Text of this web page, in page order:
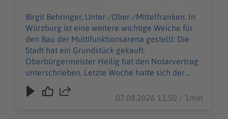
unterschrieben. Letzte
Woche hatte sich der
Stadtrat noch mal
ausdrücklich hinter die
Pläne gestellt. Es soll eine
vielseitige Arena in
für Basketball, Konzerte,
Birgit Behringer, Unter-/Ober-/Mittelfranken: In
Würzburg ist eine weitere wichtige Weiche für
den Bau der Multifunktionsarena gestellt: Die
Stadt hat ein Grundstück gekauft.
Oberbürgermeister Heilig hat den Notarvertrag
unterschrieben. Letzte Woche hatte sich der
Stadtrat noch mal ausdrücklich hinter die Pläne
gestellt. Es soll eine vielseitige Arena in
07.08.2026 11:50 / 1min